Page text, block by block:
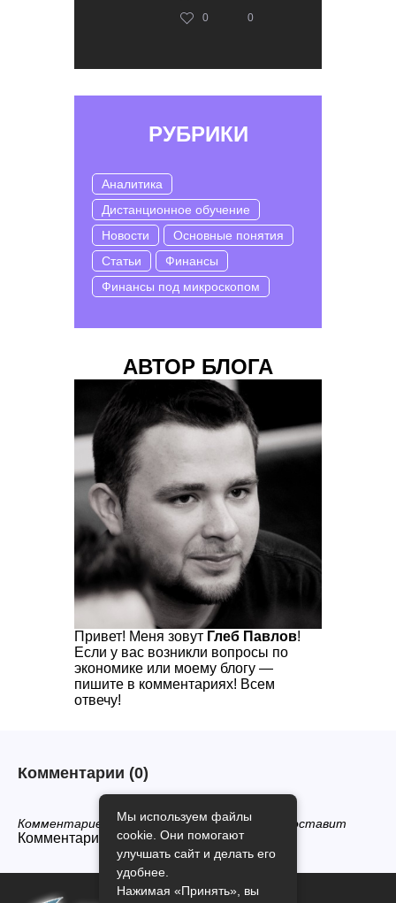
0 0
РУБРИКИ
Аналитика
Дистанционное обучение
Новости
Основные понятия
Статьи
Финансы
Финансы под микроскопом
АВТОР БЛОГА
Привет! Меня зовут Глеб Павлов!
Если у вас возникли вопросы по
экономике или моему блогу —
пишите в комментариях! Всем
отвечу!
Комментарии (0)
Комментариев нет, будьте первым кто его оставит
Комментарии закрыты.
Мы используем файлы
cookie. Они помогают
улучшать сайт и делать его
удобнее.
Нажимая «Принять», вы